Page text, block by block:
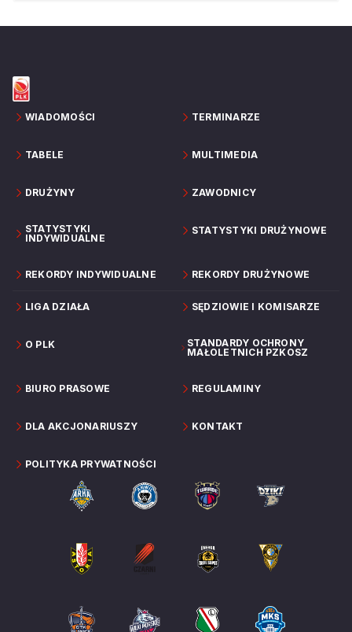
WIADOMOŚCI TERMINARZE
TABELE MULTIMEDIA
DRUŻYNY ZAWODNICY
STATYSTYKI
INDYWIDUALNE
STATYSTYKI DRUŻYNOWE
REKORDY INDYWIDUALNE REKORDY DRUŻYNOWE
LIGA DZIAŁA SĘDZIOWIE I KOMISARZE
O PLK
STANDARDY OCHRONY
MAŁOLETNICH PZKOSZ
BIURO PRASOWE REGULAMINY
DLA AKCJONARIUSZY KONTAKT
POLITYKA PRYWATNOŚCI